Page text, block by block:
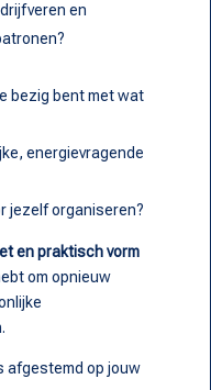
en
bezig bent met wat
energievragende
jezelf organiseren?
en praktisch vorm
om opnieuw
afgestemd op jouw